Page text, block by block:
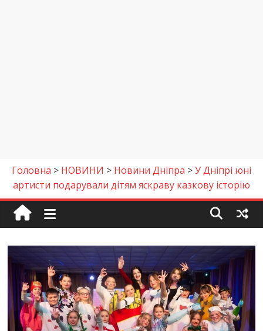
Головна > НОВИНИ > Новини Дніпра >У Дніпрі юні
артисти подарували дітям яскраву казкову історію